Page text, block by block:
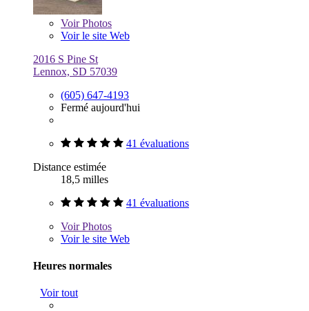
VoirPhotos
Voir le site Web
2016 S Pine St
Lennox, SD 57039
(605) 647-4193
Fermé aujourd'hui
41 évaluations
Distance estimée
18,5 milles
41 évaluations
VoirPhotos
Voir le site Web
Heures normales
Voir tout